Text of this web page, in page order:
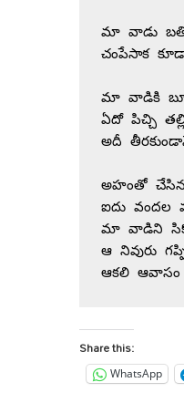
మా వాడు
చంపేసాక
మా వాడికి
ఏదో పిచ్చి
అదీ
అహంతో
ఐదు వందల
మా వాడిని
ఆ నివురు
ఆకలి ఆవాసం
Share this:
WhatsApp